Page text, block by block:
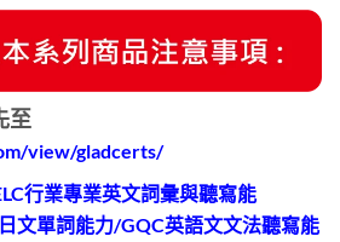
至
view/gladcerts/
行業專業英文詞彙與聽寫能
文單詞能力/GQC英語文文法聽寫能